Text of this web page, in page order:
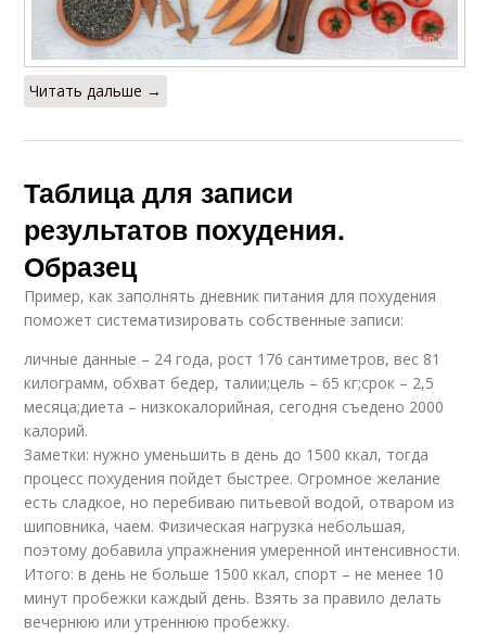
Читать дальше →
Таблица для записи
результатов похудения.
Образец
Пример, как заполнять дневник питания для похудения
поможет систематизировать собственные записи:
личные данные – 24 года, рост 176 сантиметров, вес 81
килограмм, обхват бедер, талии;цель – 65 кг;срок – 2,5
месяца;диета – низкокалорийная, сегодня съедено 2000
калорий.
Заметки: нужно уменьшить в день до 1500 ккал, тогда
процесс похудения пойдет быстрее. Огромное желание
есть сладкое, но перебиваю питьевой водой, отваром из
шиповника, чаем. Физическая нагрузка небольшая,
поэтому добавила упражнения умеренной интенсивности.
Итого: в день не больше 1500 ккал, спорт – не менее 10
минут пробежки каждый день. Взять за правило делать
вечернюю или утреннюю пробежку.